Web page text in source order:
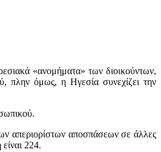
«ανομήματα» των διοικούντων,
πλην όμως, η Ηγεσία συνεχίζει την
απεριορίστων αποσπάσεων σε άλλες
224.